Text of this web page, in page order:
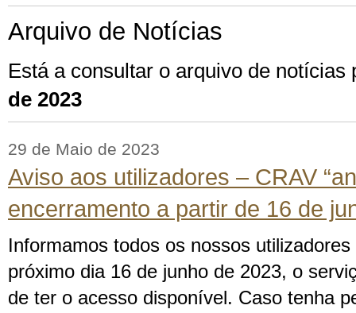
Arquivo de Notícias
Está a consultar o arquivo de
de 2023
29 de Maio de 2023
Aviso aos utilizadores – CRAV
encerramento a partir de 16 de
Informamos todos os nossos
próximo dia 16 de junho de 2023, o
de ter o acesso disponível. Caso tenha